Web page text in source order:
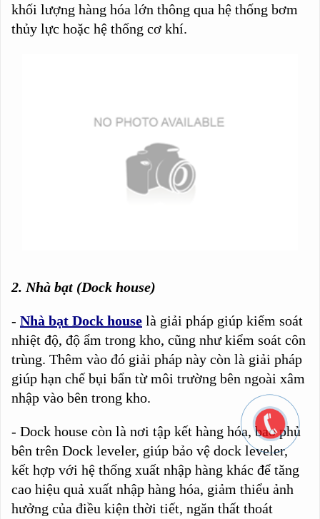
khối lượng hàng hóa lớn thông qua hệ thống bơm
thủy lực hoặc hệ thống cơ khí.
2. Nhà bạt (Dock house)
- Nhà bạt Dock house là giải pháp giúp kiểm soát
nhiệt độ, độ ẩm trong kho, cũng như kiểm soát côn
trùng. Thêm vào đó giải pháp này còn là giải pháp
giúp hạn chế bụi bẩn từ môi trường bên ngoài xâm
nhập vào bên trong kho.
- Dock house còn là nơi tập kết hàng hóa, bao phủ
bên trên Dock leveler, giúp bảo vệ dock leveler,
kết hợp với hệ thống xuất nhập hàng khác để tăng
cao hiệu quả xuất nhập hàng hóa, giảm thiểu ảnh
hưởng của điều kiện thời tiết, ngăn thất thoát